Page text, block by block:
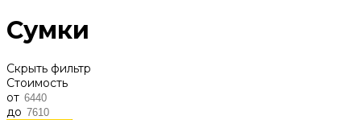
Сумки
Скрыть фильтр
Стоимость
от
до